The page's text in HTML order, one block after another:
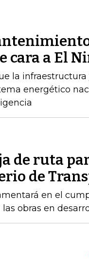
cara a El
la infraestructura
energético
de ruta
de
en el
obras en